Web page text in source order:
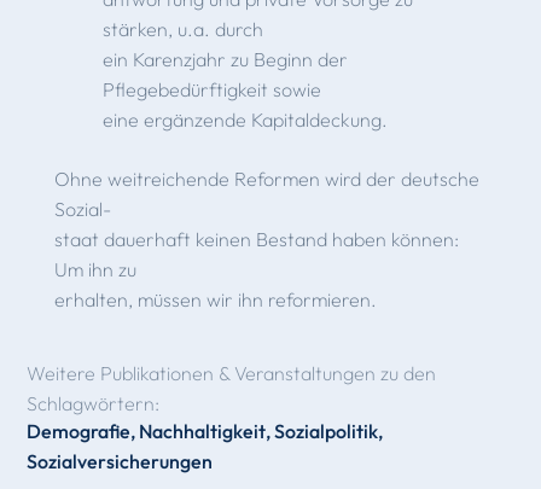
stärken, u.a. durch
ein Karenzjahr zu Beginn der
Pflegebedürftigkeit sowie
eine ergänzende Kapitaldeckung.
Ohne weitreichende Reformen wird der deutsche
Sozial-
staat dauerhaft keinen Bestand haben können:
Um ihn zu
erhalten, müssen wir ihn reformieren.
Weitere Publikationen & Veranstaltungen zu den
Schlagwörtern:
Demografie, Nachhaltigkeit,Sozialpolitik,
Sozialversicherungen